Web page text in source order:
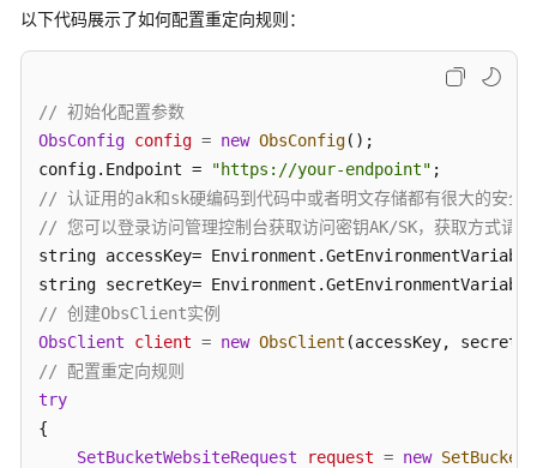
实
参
考
SDK
参
考
SDK
概
述
以下代码展示了如何配置重定向规则：
// 初始化配置参数
ObsConfig config = new ObsConfig();
config.Endpoint =
"https://your-endpoint"
// 认证用的ak和sk硬编码到代码中或者明文存储都有很大的安全
// 您可以登录访问管理控制台获取访问密钥AK/SK，获取方
string accessKey=
string secretKey=
// 创建ObsClient实例
ObsClient
client = new ObsClient
// 配置重定向规则
try
{
SetBucketWebsiteRequest
request = new